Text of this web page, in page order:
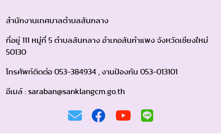
สำนักงานเทศบาลตำบลสันกลาง
ที่อยู่ 111 หมู่ที่ 5 ตำบลสันกลาง อำเภอสันกำแพง จังหวัดเชียงใหม่
50130
โทรศัพท์ติดต่อ 053-384934 , งานป้องกัน 053-013101
อีเมล์ : saraban@sanklangcm.go.th